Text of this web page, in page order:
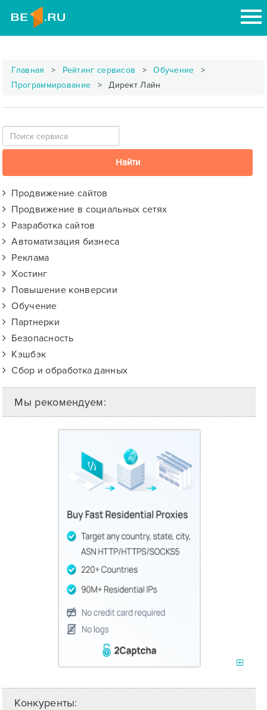
Главная Рейтинг сервисов
Обучение
Программирование
Директ Лайн
Продвижение сайтов
Продвижение в социальных сетях
Разработка сайтов
Автоматизация бизнеса
Реклама
Хостинг
Повышение конверсии
Обучение
Партнерки
Безопасность
Кэшбэк
Сбор и обработка данных
Мы рекомендуем:
Конкуренты: